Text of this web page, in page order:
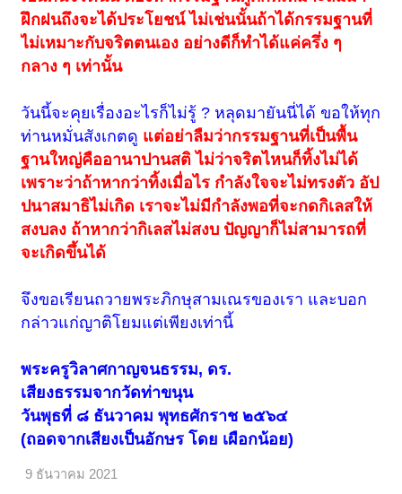
ฝึกฝนถึงจะได้ประโยชน์ ไม่เช่นนั้นถ้าได้กรรมฐานที่
ไม่เหมาะกับจริตตนเอง อย่างดีก็ทำได้แค่ครึ่ง ๆ
กลาง ๆ เท่านั้น
วันนี้จะคุยเรื่องอะไรก็ไม่รู้ ? หลุดมายันนี่ได้ ขอให้ทุก
ท่านหมั่นสังเกตดู แต่อย่าลืมว่ากรรมฐานที่เป็นพื้น
ฐานใหญ่คืออานาปานสติ ไม่ว่าจริตไหนก็ทิ้งไม่ได้
เพราะว่าถ้าหากว่าทิ้งเมื่อไร กำลังใจจะไม่ทรงตัว อัป
ปนาสมาธิไม่เกิด เราจะไม่มีกำลังพอที่จะกดกิเลสให้
สงบลง ถ้าหากว่ากิเลสไม่สงบ ปัญญาก็ไม่สามารถที่
จะเกิดขึ้นได้
จึงขอเรียนถวายพระภิกษุสามเณรของเรา และบอก
กล่าวแก่ญาติโยมแต่เพียงเท่านี้
พระครูวิลาศกาญจนธรรม, ดร.
เสียงธรรมจากวัดท่าขนุน
วันพุธที่ ๘ ธันวาคม พุทธศักราช ๒๕๖๔
(ถอดจากเสียงเป็นอักษร โดย เผือกน้อย)
9 ธันวาคม 2021